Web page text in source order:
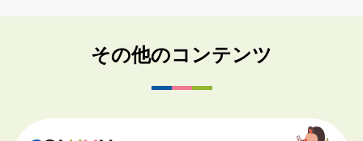
その他のコンテンツ